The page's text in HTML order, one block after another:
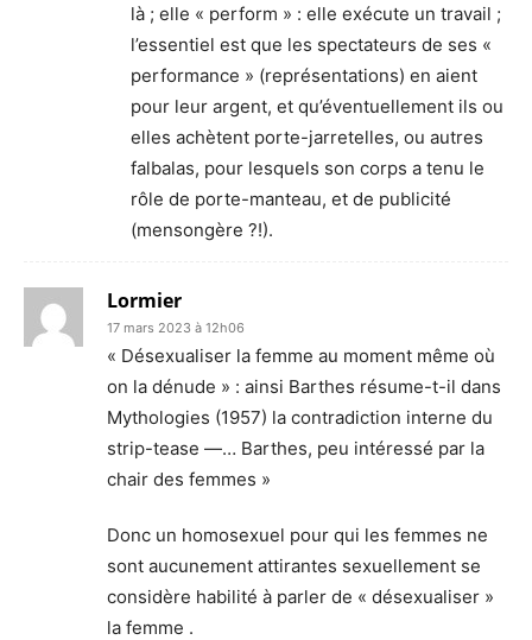
là ; elle « perform » : elle exécute un travail ;
l’essentiel est que les spectateurs de ses «
performance » (représentations) en aient
pour leur argent, et qu’éventuellement ils ou
elles achètent porte-jarretelles, ou autres
falbalas, pour lesquels son corps a tenu le
rôle de porte-manteau, et de publicité
(mensongère ?!).
Lormier
17 mars 2023 à 12h06
« Désexualiser la femme au moment même où
on la dénude » : ainsi Barthes résume-t-il dans
Mythologies (1957) la contradiction interne du
strip-tease —… Barthes, peu intéressé par la
chair des femmes »
Donc un homosexuel pour qui les femmes ne
sont aucunement attirantes sexuellement se
considère habilité à parler de « désexualiser »
la femme .